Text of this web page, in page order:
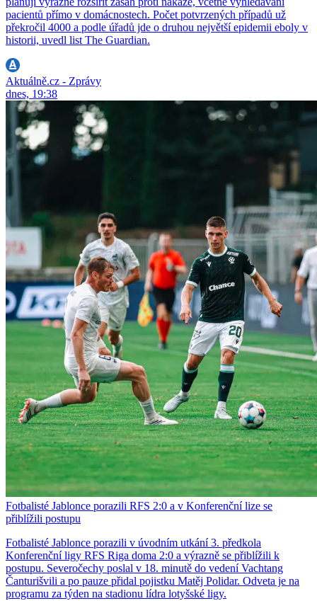
pacientů přímo v domácnostech. Počet potvrzených případů už
překročil 4000 a podle úřadů jde o druhou největší epidemii eboly v
historii, uvedl list The Guardian.
Aktuálně.cz - Zprávy
dnes, 19:38
Fotbalisté Jablonce porazili RFS 2:0 a v Konferenční lize se
přiblížili postupu
Fotbalisté Jablonce porazili v úvodním utkání 3. předkola
Konferenční ligy RFS Riga doma 2:0 a výrazně se přiblížili k
postupu. Severočechy poslal v 18. minutě do vedení Vachtang
Čanturišvili a po pauze přidal pojistku Matěj Polidar. Odveta je na
programu za týden na stadionu lídra lotyšské ligy.